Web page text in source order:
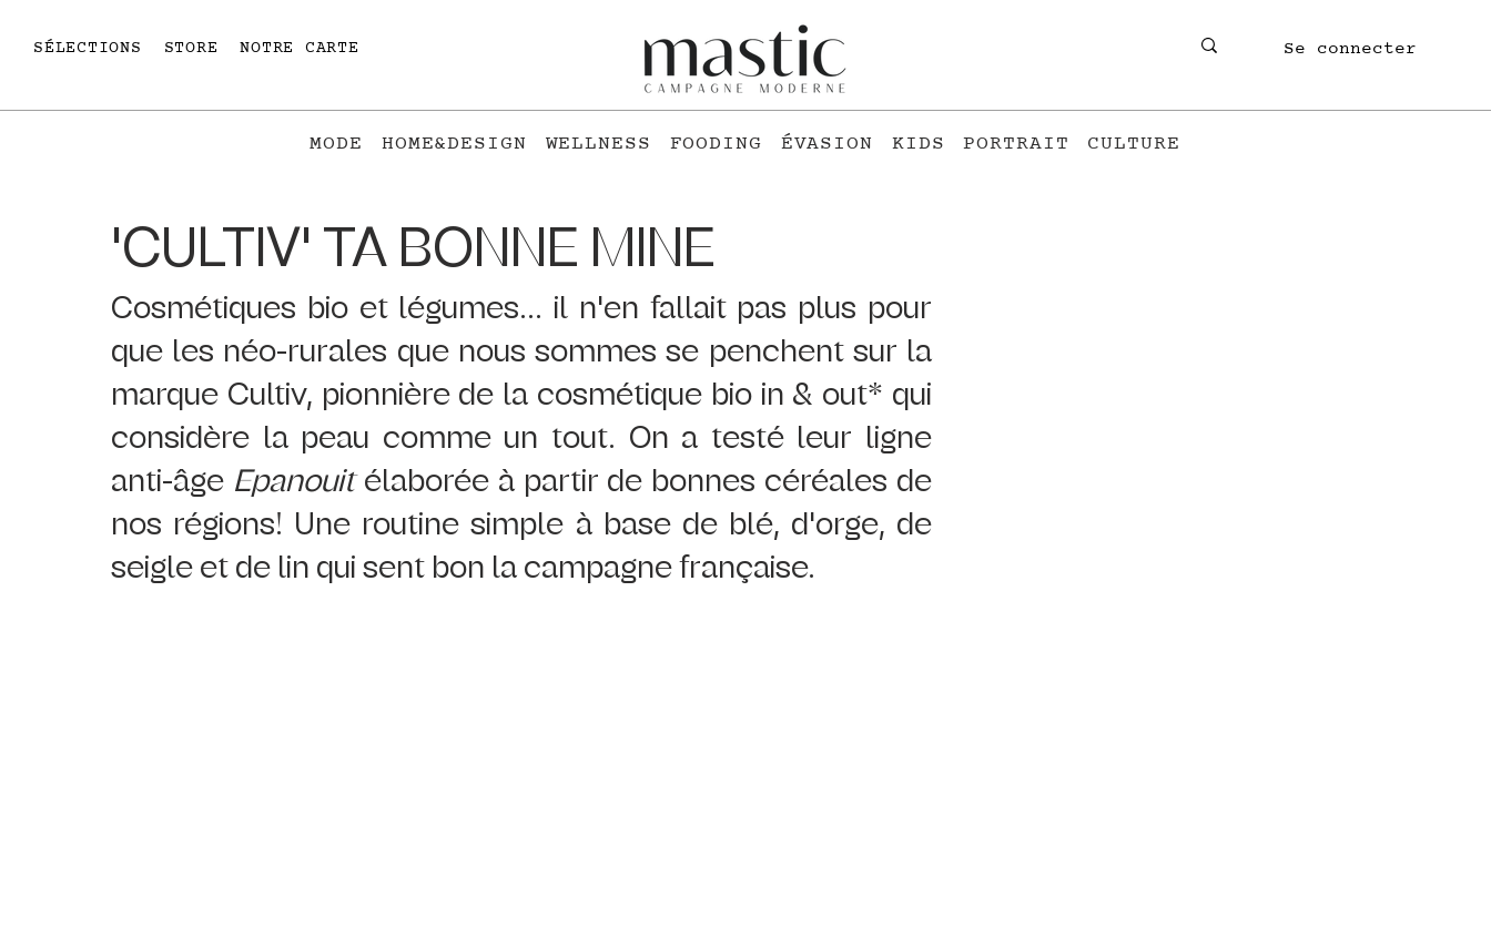
SÉLECTIONS STORE NOTRE CARTE Se connecter
MODE HOME&DESIGN WELLNESS FOODING ÉVASION KIDS PORTRAIT CULTURE
'CULTIV' TA BONNE MINE
Cosmétiques bio et légumes... il n'en fallait pas plus pour
que les néo-rurales que nous sommes se penchent sur la
marque Cultiv, pionnière de la cosmétique bio in & out* qui
considère la peau comme un tout. On a testé leur ligne
anti-âge Epanouit élaborée à partir de bonnes céréales de
nos régions! Une routine simple à base de blé, d'orge, de
seigle et de lin qui sent bon la campagne française.